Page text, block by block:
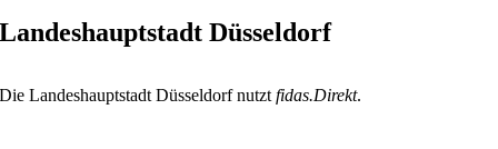
Landeshauptstadt Düsseldorf
Die Landeshauptstadt Düsseldorf nutztfidas.Direkt.